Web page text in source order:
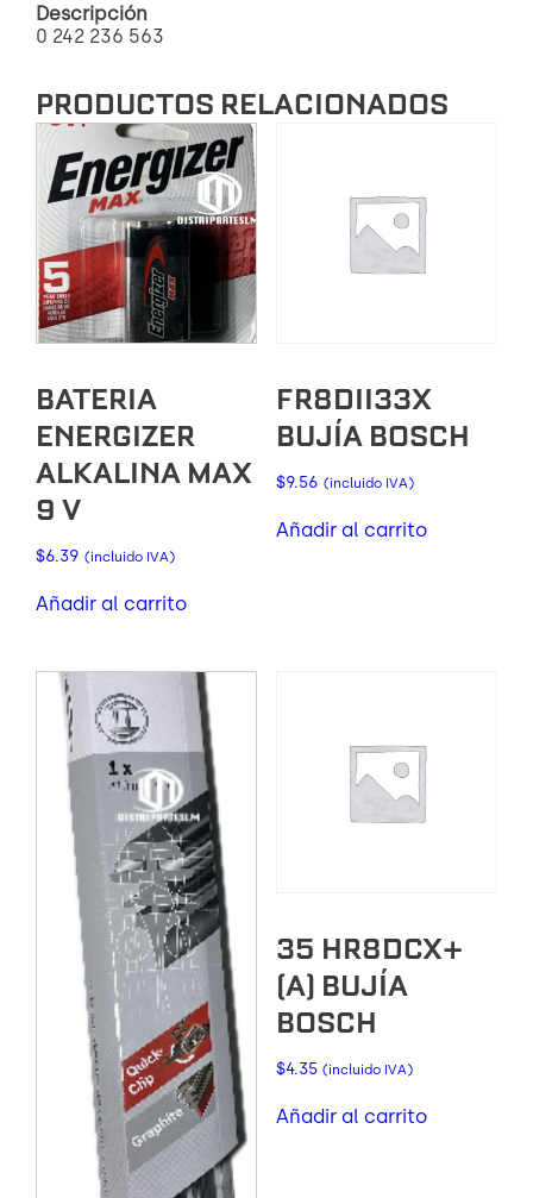
Descripción
0 242 236 563
PRODUCTOS RELACIONADOS
BATERIA
ENERGIZER
ALKALINA MAX
9 V
$6.39 (incluido IVA)
Añadir al carrito
FR8DII33X
BUJÍA BOSCH
$9.56 (incluido IVA)
Añadir al carrito
35 HR8DCX+
(A) BUJÍA
BOSCH
$4.35 (incluido IVA)
Añadir al carrito